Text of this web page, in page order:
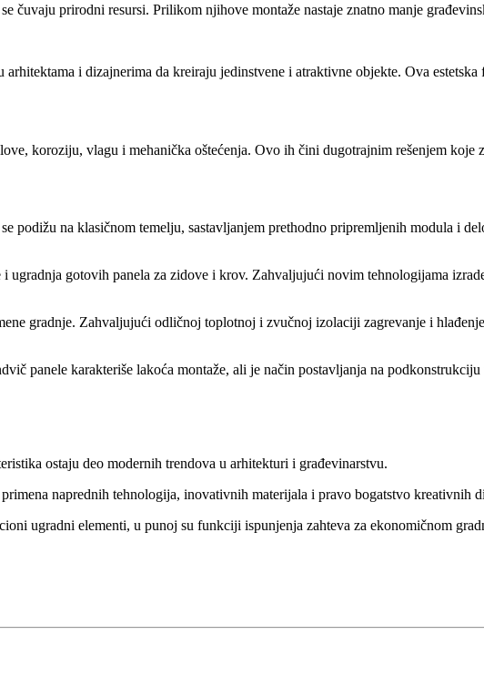
prirodni resursi. Prilikom njihove montaže nastaje znatno manje
i dizajnerima da kreiraju jedinstvene i atraktivne objekte. Ova
koroziju, vlagu i mehanička oštećenja. Ovo ih čini dugotrajnim rešenjem koje
podižu na klasičnom temelju, sastavljanjem prethodno pripremljenih modula i
gotovih panela za zidove i krov. Zahvaljujući novim tehnologijama
gradnje. Zahvaljujući odličnoj toplotnoj i zvučnoj izolaciji zagrevanje i
panele karakteriše lakoća montaže, ali je način postavljanja na
ostaju deo modernih trendova u arhitekturi i građevinarstvu.
naprednih tehnologija, inovativnih materijala i pravo bogatstvo kreativnih
ugradni elementi, u punoj su funkciji ispunjenja zahteva za ekonomičnom